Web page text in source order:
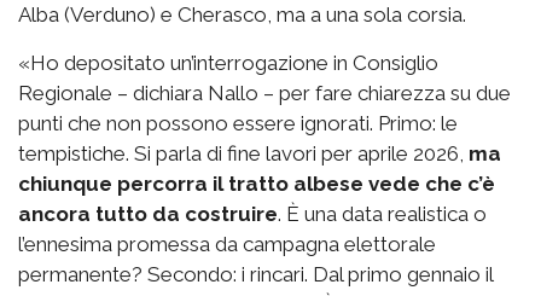
Alba (Verduno) e Cherasco, ma a una sola corsia.
«Ho depositato un’interrogazione in Consiglio
Regionale – dichiara Nallo – per fare chiarezza su due
punti che non possono essere ignorati. Primo: le
tempistiche. Si parla di fine lavori per aprile 2026, ma
chiunque percorra il tratto albese vede che c’è
ancora tutto da costruire. È una data realistica o
l’ennesima promessa da campagna elettorale
permanente? Secondo: i rincari. Dal primo gennaio il